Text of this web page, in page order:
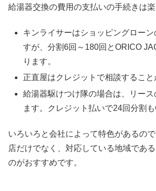
給湯器交換の費用の支払いの手続きは楽
キンライサーはショッピングロー
すが、分割6回～180回とORICO
ります。
正直屋はクレジットで相談すること
給湯器駆けつけ隊の場合は、リース
ます。クレジット払いで24回分割も
いろいろと会社によって特色があるの
店だけでなく、対応している地域であ
のがおすすめです。